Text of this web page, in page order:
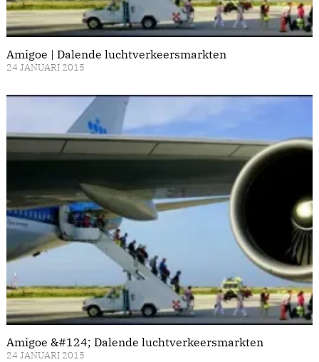
Amigoe | Dalende luchtverkeersmarkten
24 JANUARI 2015
Amigoe &#124; Dalende luchtverkeersmarkten
24 JANUARI 2015